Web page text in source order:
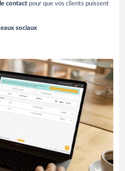
contact pour que vos clients puissent
sociaux